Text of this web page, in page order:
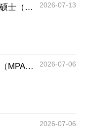
上海工程技术大学2027年公共管理硕士（MPA）招生简章 2026-07-13
江西农业大学2027年公共管理硕士（MPA）招生简章 2026-07-06
2026-07-06